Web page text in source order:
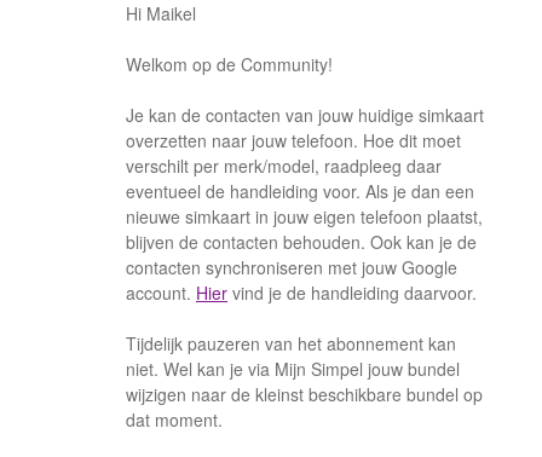
Hi Maikel
Welkom op de Community!
Je kan de contacten van jouw huidige simkaart
overzetten naar jouw telefoon. Hoe dit moet
verschilt per merk/model, raadpleeg daar
eventueel de handleiding voor. Als je dan een
nieuwe simkaart in jouw eigen telefoon plaatst,
blijven de contacten behouden. Ook kan je de
contacten synchroniseren met jouw Google
account. Hier vind je de handleiding daarvoor.
Tijdelijk pauzeren van het abonnement kan
niet. Wel kan je via Mijn Simpel jouw bundel
wijzigen naar de kleinst beschikbare bundel op
dat moment.